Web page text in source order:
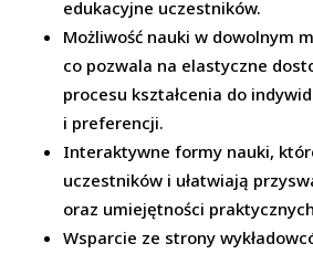
edukacyjne uczestników.
Możliwość nauki w dowolnym
co pozwala na elastyczne
procesu kształcenia do
i preferencji.
Interaktywne formy nauki,
uczestników i ułatwiają
oraz umiejętności
Wsparcie ze strony